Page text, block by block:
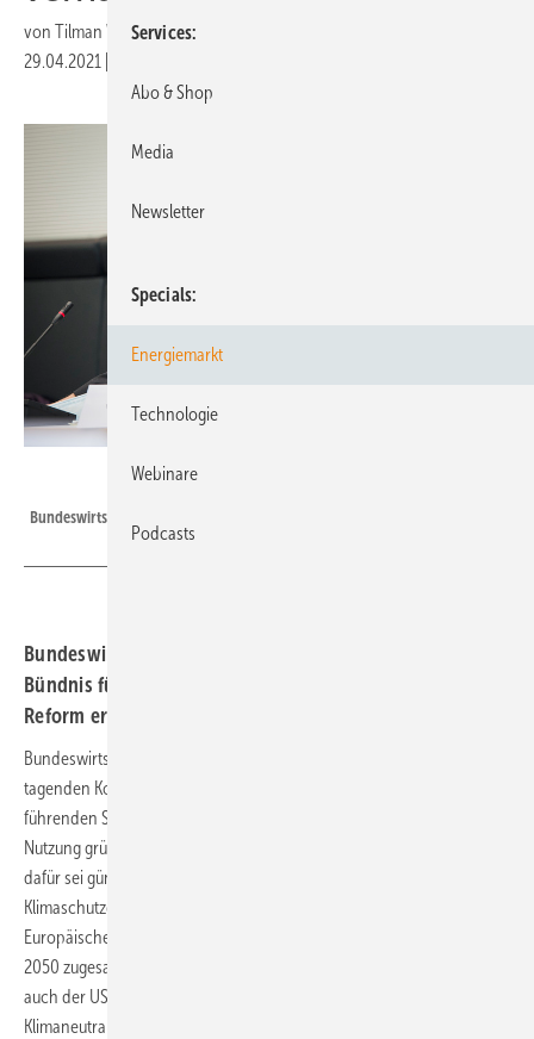
von Tilman Weber
29.04.2021
Bundeswirtschaftsminister Peter Altmaier
Bundeswirtschaftsminister plädiert für Wasserstoff-
Bündnis führender Stahlnationen und erwartet EEG-
Reform erst unter nächster Bundesregierung.
Bundeswirtschaftsminister Peter Altmaier hat bei der derzeit digital
tagenden Konferenz Berliner Energietage für ein Bündnis der
führenden Stahlhersteller- und Industrienationen zur ausschließlichen
Nutzung grünen Wasserstoffs plädiert. Altmaier betonte, die Situation
dafür sei günstig – nachdem Japan, Kanada, Südkorea beim virtuellen
Klimaschutzgipfel mit dem US-Präsidenten Joe Biden nun wie die
Europäische Union eine Klimaneutralität ihrer Volkswirtschaften bis
2050 zugesagt haben, China die Klimaneutralität bis 2060 anstrebe,
auch der US-Präsident selbst den Anschluss der USA an das
Klimaneutralitätsziel für 2050 in Aussicht gestellt hatte. Die Hoffnung
Services
Abo & Shop
Media
Newsletter
Specials
Energiemarkt
Technologie
Webinare
Podcasts